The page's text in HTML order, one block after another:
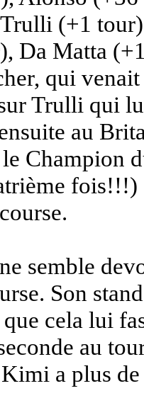
(+1
Da Matta
qui
Trulli qui
au
Champion
semble
Son
cela lui
au
a plus